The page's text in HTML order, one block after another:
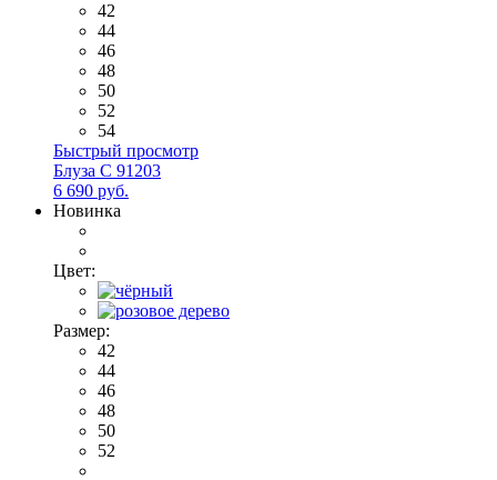
42
44
46
48
50
52
54
Быстрый просмотр
Блуза С 91203
6 690 руб.
Новинка
Цвет:
Размер:
42
44
46
48
50
52